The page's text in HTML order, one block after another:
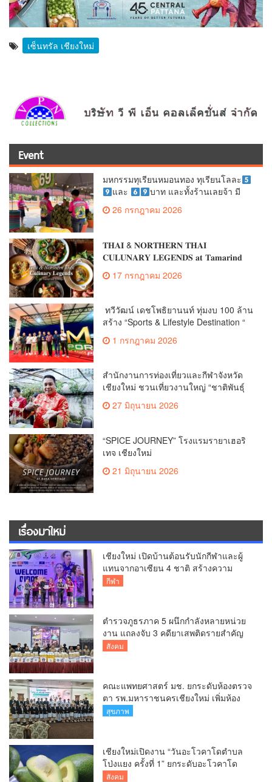
เซ็นทรัล เชียงใหม่
Event
มหกรรมทุเรียนหมอนทอง ทุเรียนโลละ
และ
บาท และทั้งร้านเลยจ้า มี
มากกว่า 40 ตัน 2 ราคานี้เท่านั้น
26 กรกฎาคม 2026
𝐓𝐇𝐀𝚰 & 𝐍𝐎𝐑𝐓𝐇𝐄𝐑𝐍 𝐓𝐇𝐀𝚰
𝐂𝐔𝐋𝐔𝐍𝐀𝐑𝐘 𝐋𝐄𝐆𝐄𝐍𝐃𝐒 𝐚𝐭 𝐓𝐚𝐦𝐚𝐫𝐢𝐧𝐝
17 กรกฎาคม 2026
ทวีวัฒน์ เดชโพธิยานนท์ ทุ่มงบ 100 ล้าน
สร้าง “Sports & Lifestyle Destination “
1 กรกฎาคม 2026
สำนักงานการท่องเที่ยวและกีฬาจังหวัด
เชียงใหม่ ชวนเที่ยวงานใหญ่ “ชาติพันธุ์
สีสันแห่งล้านนา” (Ethnic Lanna Festival
2026) 3-5 ก.ค. นี้
27 มิถุนายน 2026
“SPICE JOURNEY” โรงแรมรายาเฮอริ
เทจ เชียงใหม่
21 มิถุนายน 2026
เรื่องมาใหม่
เชียงใหม่ เปิดบ้านต้อนรับนักกีฬาและผู้
แทนจากอาเซียน 4 ชาติ สร้างความ
ประทับใจก่อนเปิดศึกวอลเลย์บอล BYD
กีฬา
ตำรวจภูธรภาค 5 ผนึกกำลังหลายหน่วย
งาน แถลงจับ 3 คดียาเสพติดรายสำคัญ
ยึดยาบ้ากว่า 3.2 ล้านเม็ด เฮโรอีน 8.62
สังคม
คณะแพทยศาสตร์ มช. ยกระดับห้องตรวจ
ตา รพ.มหาราชนครเชียงใหม่ เพิ่มห้อง
ตรวจ-นำเทคโนโลยีทันสมัย รองรับผู้ป่วย
สุขภาพ
เชียงใหม่เปิดงาน “วันอะโวคาโดตำบล
โป่งแยง ครั้งที่ 1” ยกระดับอะโวคาโด
คุณภาพ สู่ผลไม้เศรษฐกิจและแหล่งท่อง
สังคม